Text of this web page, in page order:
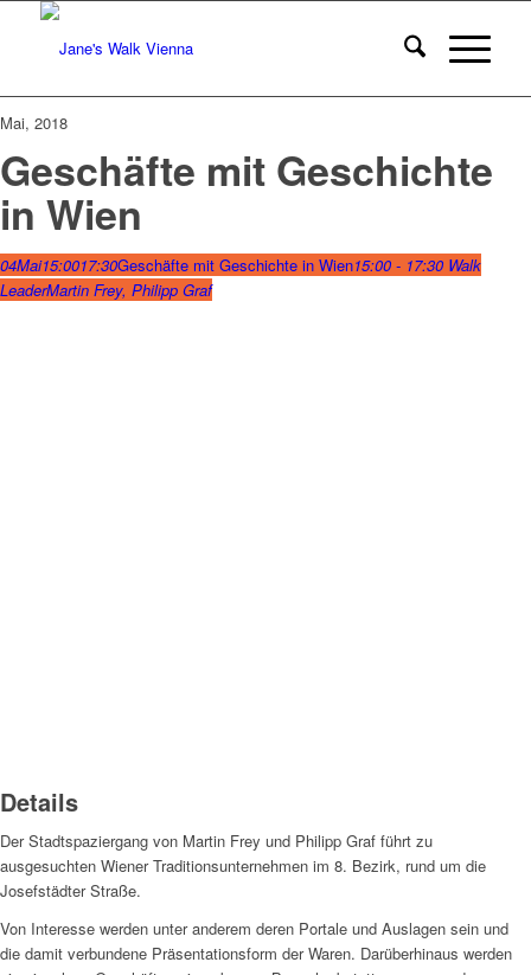
Mai, 2018
Geschäfte mit Geschichte
in Wien
04Mai15:0017:30Geschäfte mit Geschichte in Wien15:00 - 17:30 Walk
LeaderMartin Frey, Philipp Graf
Details
Der Stadtspaziergang von Martin Frey und Philipp Graf führt zu
ausgesuchten Wiener Traditionsunternehmen im 8. Bezirk, rund um die
Josefstädter Straße.
Von Interesse werden unter anderem deren Portale und Auslagen sein und
die damit verbundene Präsentationsform der Waren. Darüberhinaus werden